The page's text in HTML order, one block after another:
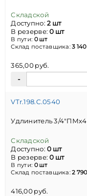
Складской
Доступно:2 шт
В резерве:0 шт
В пути: 0 шт
Склад поставщика:3
365,00 руб.
VTr.198.C.0540
Удлинитель 3/
Складской
Доступно:0 шт
В резерве:0 шт
В пути: 0 шт
Склад поставщика:2
416,00 руб.